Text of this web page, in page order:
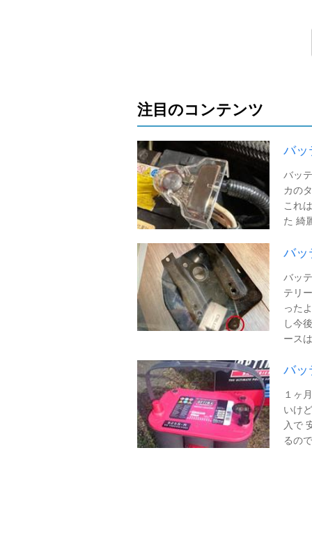
注目のコンテンツ
バッ
バッ
カの
これ
た 綺
バッ
バッ
テリ
った
し今
ース
バッ
１ヶ
いけ
入で
るの